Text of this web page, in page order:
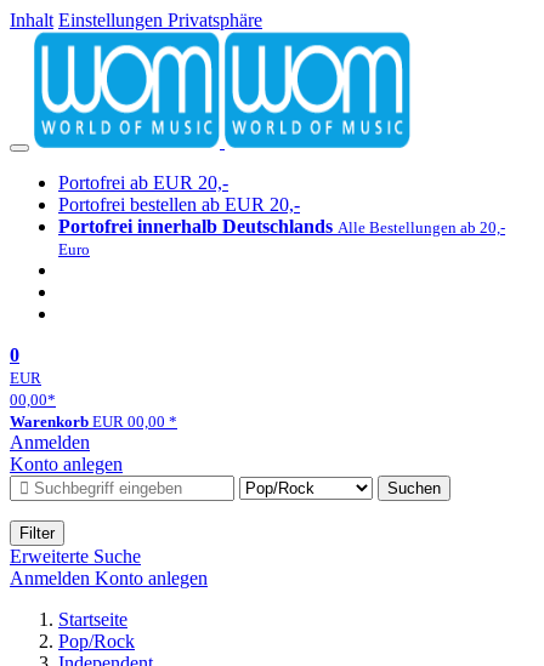
Inhalt Einstellungen Privatsphäre
Portofrei ab EUR 20,-
Portofrei bestellen ab EUR 20,-
Portofrei innerhalb Deutschlands Alle Bestellungen ab 20,-
Euro
0
EUR
00,00*
Warenkorb EUR 00,00 *
Anmelden
Konto anlegen
Suchen
Filter
Erweiterte Suche
Anmelden Konto anlegen
Startseite
Pop/Rock